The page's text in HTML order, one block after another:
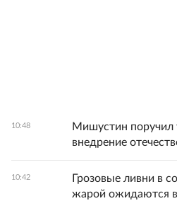
10:48
Мишустин поручил
внедрение
10:42
Грозовые ливни в
жарой ожидаются в